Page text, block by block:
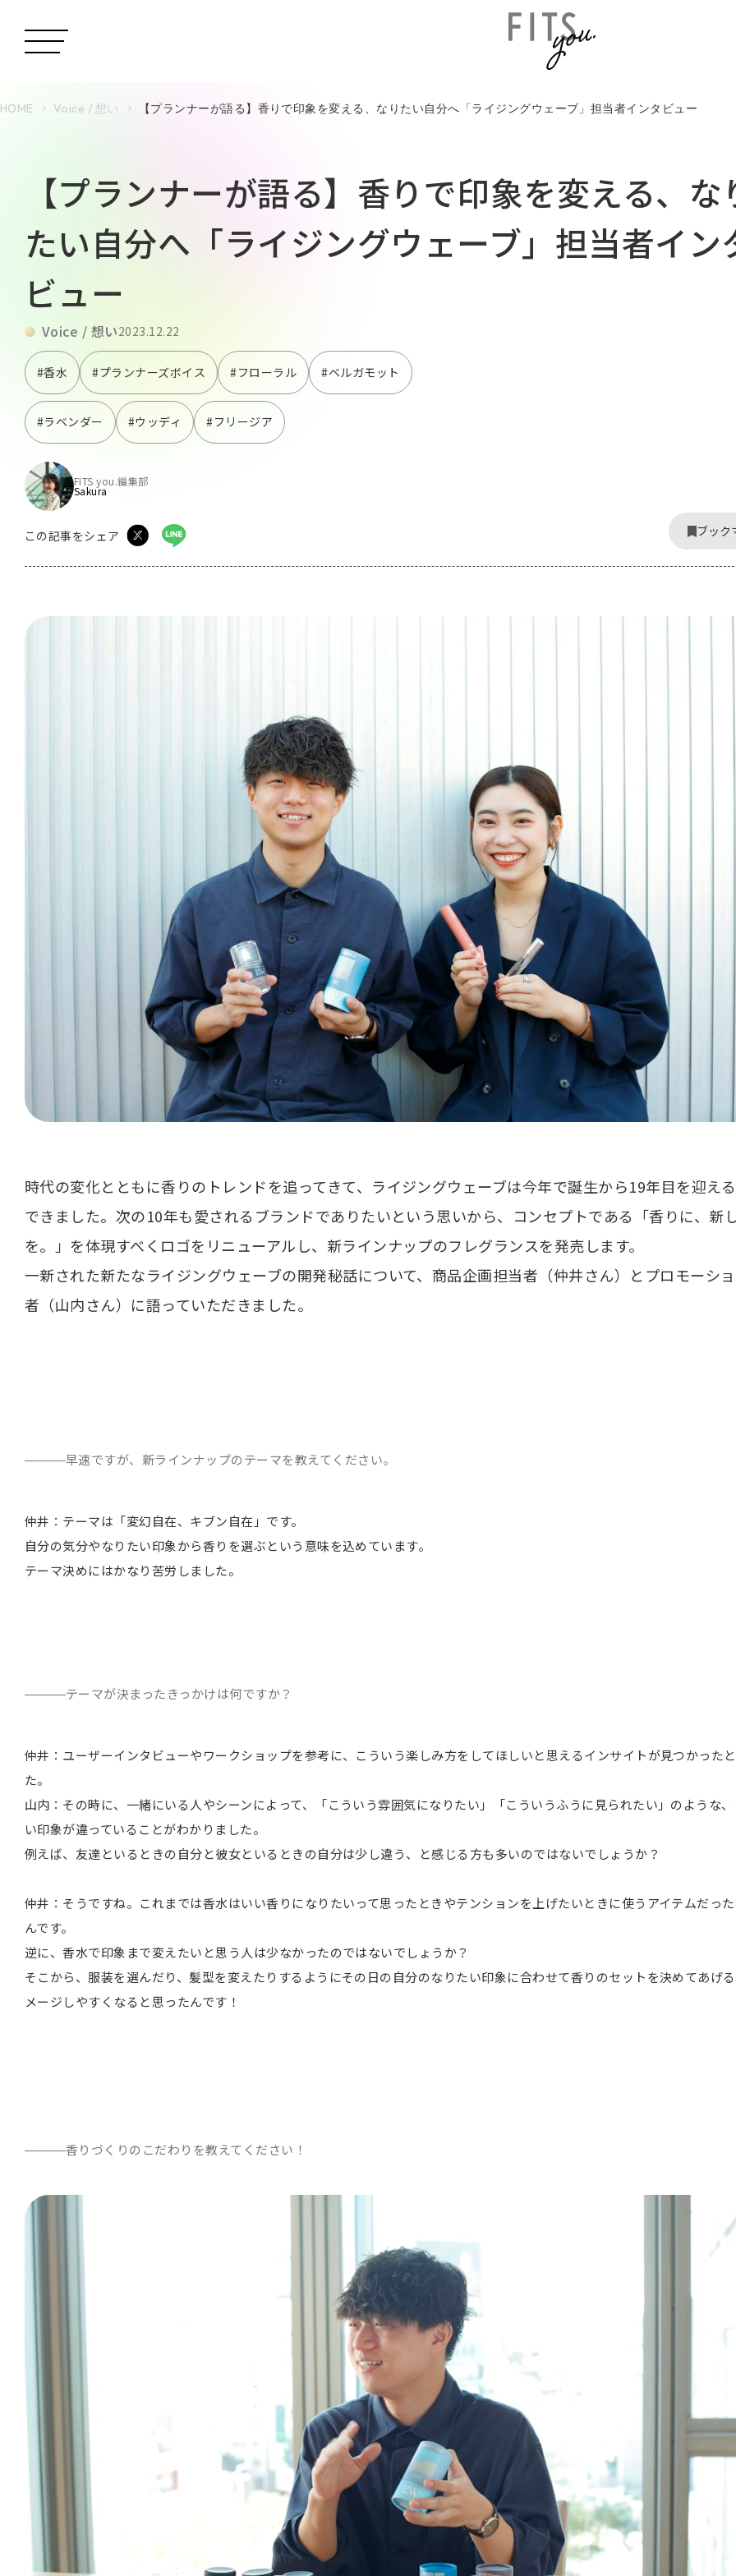
HOME Voice / 想い 【プランナーが語る】香りで印象を変える、なりたい自分へ「ライジングウェーブ」担当者インタビュー
【プランナーが語る】香りで印象を変える、な
たい自分へ「ライジングウェーブ」担当者イン
ビュー
Voice / 想い2023.12.22
#香水 #プランナーズボイス #フローラル #ベルガモット
#ラベンダー #ウッディ #フリージア
FITS you.編集部
Sakura
この記事をシェア ブック
時代の変化とともに香りのトレンドを追ってきて、ライジングウェーブは今年で誕生から19年目を迎え
できました。次の10年も愛されるブランドでありたいという思いから、コンセプトである「香りに、新
を。」を体現すべくロゴをリニューアルし、新ラインナップのフレグランスを発売します。
一新された新たなライジングウェーブの開発秘話について、商品企画担当者（仲井さん）とプロモーシ
者（山内さん）に語っていただきました。
早速ですが、新ラインナップのテーマを教えてください。
仲井：テーマは「変幻自在、キブン自在」です。
自分の気分やなりたい印象から香りを選ぶという意味を込めています。
テーマ決めにはかなり苦労しました。
テーマが決まったきっかけは何ですか？
仲井：ユーザーインタビューやワークショップを参考に、こういう楽しみ方をしてほしいと思えるインサイトが見つかった
た。
山内：その時に、一緒にいる人やシーンによって、「こういう雰囲気になりたい」「こういうふうに見られたい」のような
い印象が違っていることがわかりました。
例えば、友達といるときの自分と彼女といるときの自分は少し違う、と感じる方も多いのではないでしょうか？
仲井：そうですね。これまでは香水はいい香りになりたいって思ったときやテンションを上げたいときに使うアイテムだっ
んです。
逆に、香水で印象まで変えたいと思う人は少なかったのではないでしょうか？
そこから、服装を選んだり、髪型を変えたりするようにその日の自分のなりたい印象に合わせて香りのセットを決めてあげ
メージしやすくなると思ったんです！
香りづくりのこだわりを教えてください！